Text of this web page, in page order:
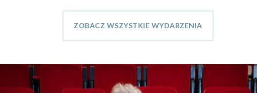
ZOBACZ WSZYSTKIE WYDARZENIA